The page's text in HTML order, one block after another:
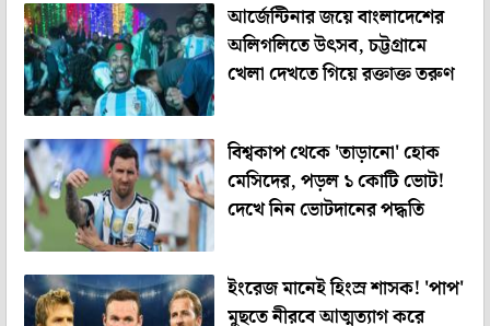
আর্জেন্টিনার জয়ে বাংলাদেশের
অলিগলিতে উৎসব, চট্টগ্রামে
খেলা দেখতে গিয়ে রক্তাক্ত তরুণ
বিশ্বকাপ থেকে 'তাড়ানো' হোক
মেসিদের, পড়ল ১ কোটি ভোট!
দেখে নিন ভোটদানের পদ্ধতি
ইংরেজ মানেই হিংস্র শাসক! 'পাপ'
মুছতে নীরবে আত্মত্যাগ করে